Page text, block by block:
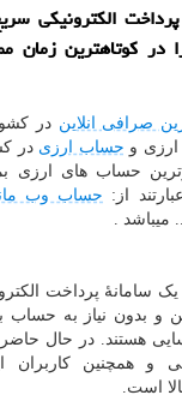
الكترونیكی
در كوتاهترین زمان
صرافی انلاین در
ارزی و حساب ارزی در
حساب های ارزی
از: حساب وب
میباشد .
یک سامانهٔ پرداخت
و بدون نیاز به حساب
و همچنین کاربران
است.